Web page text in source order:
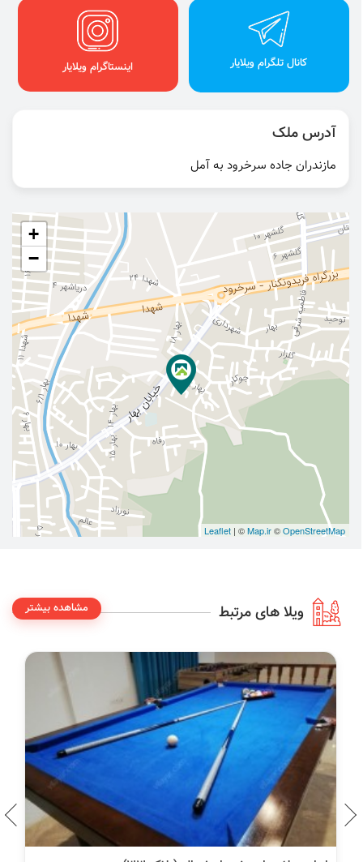
کانال تلگرام ویلایار اینستاگرام ویلایار
آدرس ملک
مازندران جاده سرخرود به آمل
+
−
Leaflet | ©Map.ir©OpenStreetMap
ویلا های مرتبط مشاهده بیشتر